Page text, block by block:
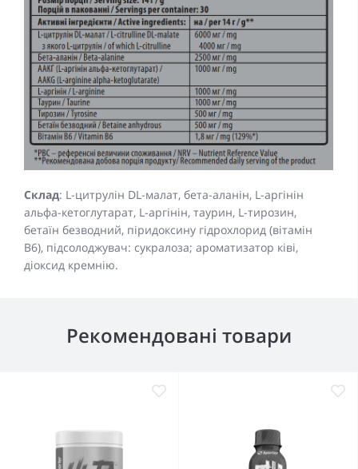
Склад: L-цитрулін DL-малат, бета-аланін, L-аргінін
альфа-кетоглутарат, L-аргінін, таурин, L-тирозин,
бетаїн безводний, піридоксину гідрохлорид (вітамін
B6), підсолоджувач: сукралоза; ароматизатор ківі,
діоксид кремнію.
Рекомендовані товари